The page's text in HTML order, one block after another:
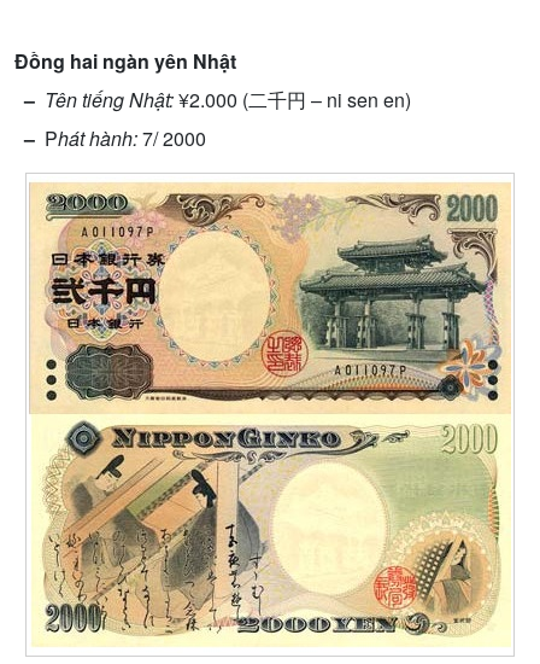
Đồng hai ngàn yên Nhật
– Tên tiếng Nhật:¥2.000 (二千円 – ni sen en)
– Phát hành:7/ 2000